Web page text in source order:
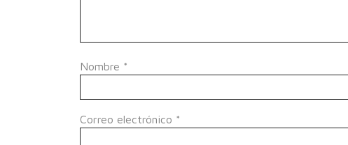
Nombre *
Correo electrónico *